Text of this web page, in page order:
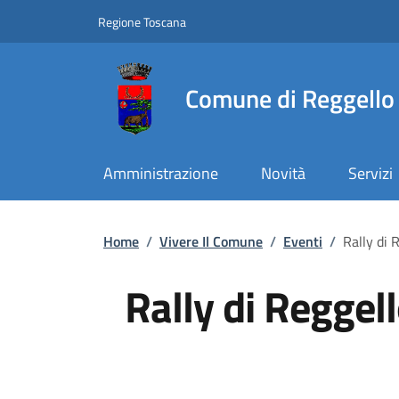
Regione ToscanaSlim top
Comune di Reggello
Amministrazione Novità Servizi
Briciole di pane
Home / Vivere Il Comune / Eventi / Rally di
Rally di